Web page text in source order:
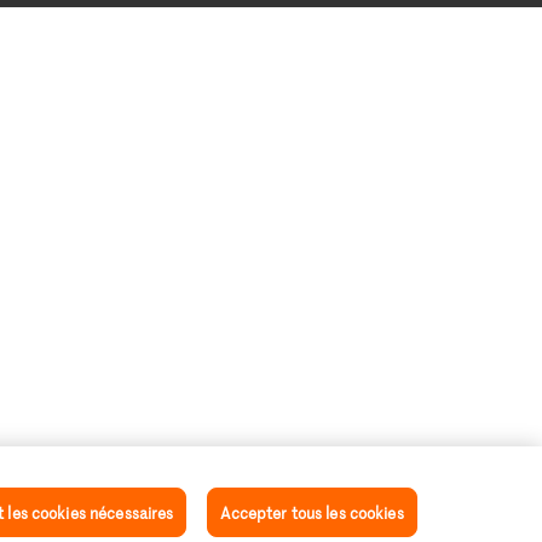
les cookies nécessaires Accepter tous les cookies